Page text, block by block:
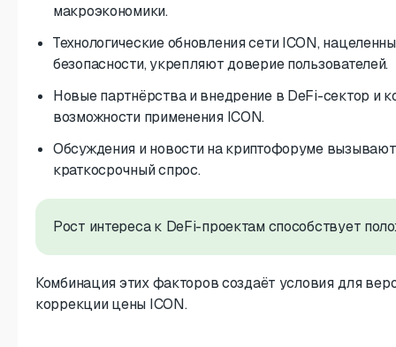
макроэкономики.
Технологические обновления сети ICON,
безопасности, укрепляют доверие пользователей.
Новые партнёрства и внедрение в DeFi-сектор и
возможности применения ICON.
Обсуждения и новости на криптофоруме
краткосрочный спрос.
Рост интереса к DeFi-проектам способствует
Комбинация этих факторов создаёт условия для
коррекции цены ICON.